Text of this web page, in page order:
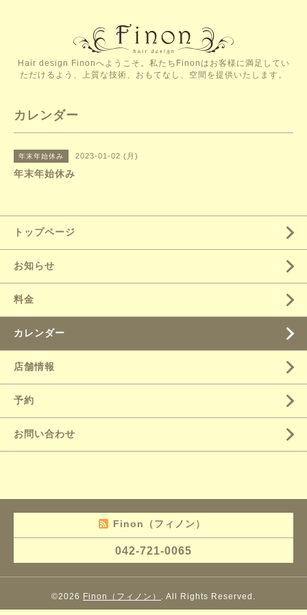
Hair design Finonへようこそ。私たちFinonはお客様に満足してい
ただけるよう、上質な技術、おもてなし、空間を提供いたします。
カレンダー
年末年始休み 2023-01-02 (月)
年末年始休み
トップページ
お知らせ
料金
カレンダー
店舗情報
予約
お問い合わせ
Finon（フィノン）
042-721-0065
©2026 Finon（フィノン） . All Rights Reserved.